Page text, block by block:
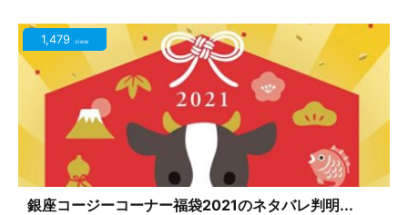
1,479 view
銀座コージーコーナー福袋2021のネタバレ判明...